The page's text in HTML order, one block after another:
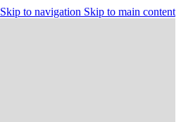
Skip to navigation Skip to main content